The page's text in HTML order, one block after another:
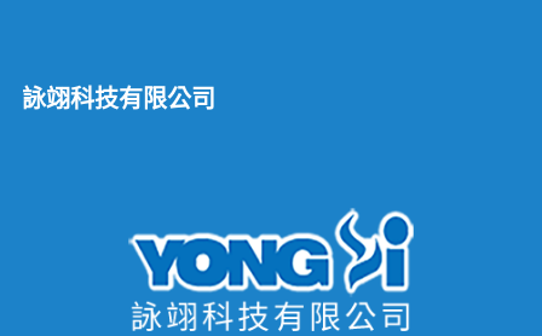
詠翊科技有限公司